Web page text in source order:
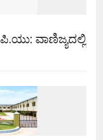
ವಾಣಿಜ್ಯದಲ್ಲಿ